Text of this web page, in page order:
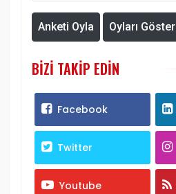
Anketi Oyla Oyları Göster
BIZI TAKIP EDIN
Facebook
Twitter
Youtube